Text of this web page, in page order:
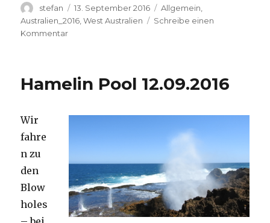
Autor
stefan
Veröffentlicht
am
13. September 2016 Kategorien
Allgemein
Australien_2016 ,West Australien
Schreibe einen
Kommentarzu
Hamelin Pool 12.09.2016
Wir
fahre
n zu
den
Blow
holes